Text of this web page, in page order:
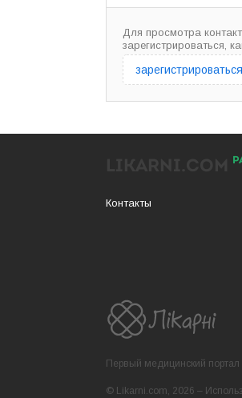
Для просмотра
зарегистрироваться,
зарегистрироваться
Контакты
Первый медицинский портал
© Likarni.com, 2026 –